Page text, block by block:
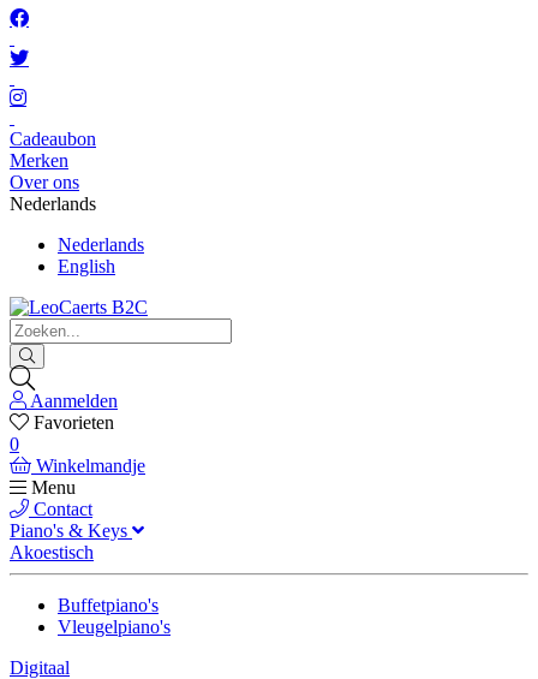
Cadeaubon
Merken
Over ons
Nederlands
Nederlands
English
Aanmelden
Favorieten
0
Winkelmandje
Menu
Contact
Piano's & Keys
Akoestisch
Buffetpiano's
Vleugelpiano's
Digitaal